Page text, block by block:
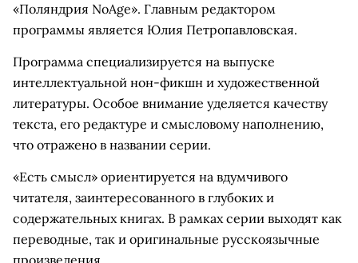
«Поляндрия NoAge». Главным редактором
программы является Юлия Петропавловская.
Программа специализируется на выпуске
интеллектуальной нон-фикшн и художественной
литературы. Особое внимание уделяется качеству
текста, его редактуре и смысловому наполнению,
что отражено в названии серии.
«Есть смысл» ориентируется на вдумчивого
читателя, заинтересованного в глубоких и
содержательных книгах. В рамках серии выходят как
переводные, так и оригинальные русскоязычные
произведения.